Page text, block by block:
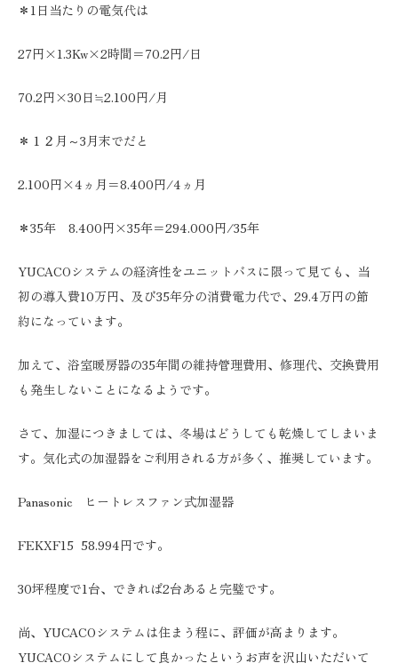
＊1日当たりの電気代は
27円×1.3Kw×2時間＝70.2円/日
70.2円×30日≒2.100円/月
＊１２月～3月末でだと
2.100円×4ヵ月＝8.400円/4ヵ月
＊35年 8.400円×35年＝294.000円/35年
YUCACOシステムの経済性をユニットバスに限って見ても、当
初の導入費10万円、及び35年分の消費電力代で、29.4万円の節
約になっています。
加えて、浴室暖房器の35年間の維持管理費用、修理代、交換費用
も発生しないことになるようです。
さて、加湿につきましては、冬場はどうしても乾燥してしまいま
す。気化式の加湿器をご利用される方が多く、推奨しています。
Panasonic ヒートレスファン式加湿器
FEKXF15 58.994円です。
30坪程度で1台、できれば2台あると完璧です。
尚、YUCACOシステムは住まう程に、評価が高まります。
YUCACOシステムにして良かったというお声を沢山いただいて